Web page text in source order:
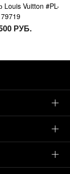
Louis Vuitton #PL-
79719
РУБ.